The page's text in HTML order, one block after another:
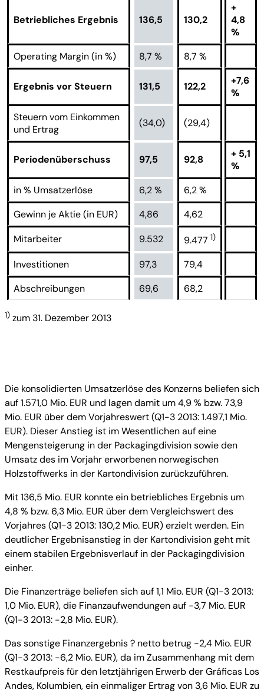
Betriebliches Ergebnis 136,5 130,2
+
4,8
%
Operating Margin (in %)
8,7 % 8,7 %
Ergebnis vor Steuern 131,5 122,2
+7,6
%
Steuern vom Einkommen
und Ertrag
(34,0) (29,4)
Periodenüberschuss 97,5 92,8
+ 5,1
%
in % Umsatzerlöse
6,2 %
6,2 %
Gewinn je Aktie (in EUR)
4,86
4,62
Mitarbeiter
9.532 9.477 1)
Investitionen 97,3
79,4
Abschreibungen
69,6 68,2
1) zum 31. Dezember 2013
Die konsolidierten Umsatzerlöse des Konzerns beliefen sich
auf 1.571,0 Mio. EUR und lagen damit um 4,9 % bzw. 73,9
Mio. EUR über dem Vorjahreswert (Q1-3 2013: 1.497,1 Mio.
EUR). Dieser Anstieg ist im Wesentlichen auf eine
Mengensteigerung in der Packagingdivision sowie den
Umsatz des im Vorjahr erworbenen norwegischen
Holzstoffwerks in der Kartondivision zurückzuführen.
Mit 136,5 Mio. EUR konnte ein betriebliches Ergebnis um
4,8 % bzw. 6,3 Mio. EUR über dem Vergleichswert des
Vorjahres (Q1-3 2013: 130,2 Mio. EUR) erzielt werden. Ein
deutlicher Ergebnisanstieg in der Kartondivision geht mit
einem stabilen Ergebnisverlauf in der Packagingdivision
einher.
Die Finanzerträge beliefen sich auf 1,1 Mio. EUR (Q1-3 2013:
1,0 Mio. EUR), die Finanzaufwendungen auf -3,7 Mio. EUR
(Q1-3 2013: -2,8 Mio. EUR).
Das sonstige Finanzergebnis ? netto betrug -2,4 Mio. EUR
(Q1-3 2013: -6,2 Mio. EUR), da im Zusammenhang mit dem
Restkaufpreis für den letztjährigen Erwerb der Gráficas Los
Andes, Kolumbien, ein einmaliger Ertrag von 3,6 Mio. EUR zu